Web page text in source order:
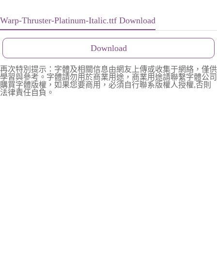
Warp-Thruster-Platinum-Italic.ttf Download
Download
再次特別提示：字體及相關信息由網友上傳或收集于網絡，僅供
學習與參考。字體請勿用於商業用途，商業用途請聯繫字體公司
購買字體版權，如果您要商用，必須自行聯系版權人授權,否則
法律責任自負。